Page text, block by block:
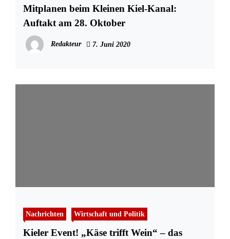
Mitplanen beim Kleinen Kiel-Kanal:
Auftakt am 28. Oktober
Redakteur 7. Juni 2020
Nachrichten Wirtschaft und Politik
Kieler Event! „Käse trifft Wein“ – das